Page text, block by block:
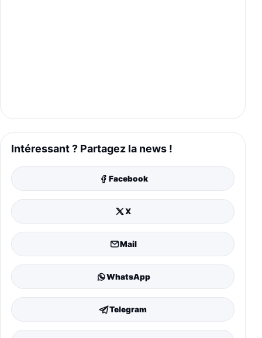
Intéressant ? Partagez la news !
Facebook
X
Mail
WhatsApp
Telegram